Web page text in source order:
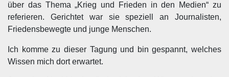
über das Thema „Krieg und Frieden in den Medien“ zu
referieren. Gerichtet war sie speziell an Journalisten,
Friedensbewegte und junge Menschen.
Ich komme zu dieser Tagung und bin gespannt, welches
Wissen mich dort erwartet.